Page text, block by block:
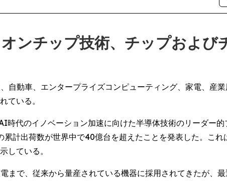
ンチップ技術、チップおよび
自動車、エンタープライズコンピューティング、家電、産
ている。
代のイノベーション加速に向けた半導体技術のリーダー
計出荷数が世界中で40億台を超えたことを発表した。こ
している。
まで、従来から量産されている機器に採用されてきたが、